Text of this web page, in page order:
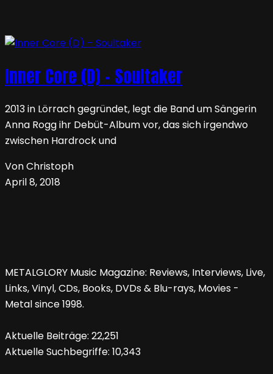
Inner Core (D) – Soultaker
2013 in Lörrach gegründet, legt die Band um Sängerin
Anna Rogg ihr Debüt-Album vor, das sich irgendwo
zwischen Hardrock und
Von Christoph
April 8, 2018
METALGLORY Music Magazine: Reviews, Interviews, Live,
Links, Vinyl, CDs, Books, DVDs & Blu-rays, Movies -
Metal since 1998.
Aktuelle Beiträge: 22,251
Aktuelle Suchbegriffe: 10,343